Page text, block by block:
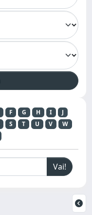
F G H I
J
S T U V
W